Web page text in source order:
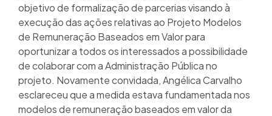
objetivo de formalização de parcerias visando à
execução das ações relativas ao Projeto Modelos
de Remuneração Baseados em Valor para
oportunizar a todos os interessados a possibilidade
de colaborar com a Administração Pública no
projeto. Novamente convidada, Angélica Carvalho
esclareceu que a medida estava fundamentada nos
modelos de remuneração baseados em valor da